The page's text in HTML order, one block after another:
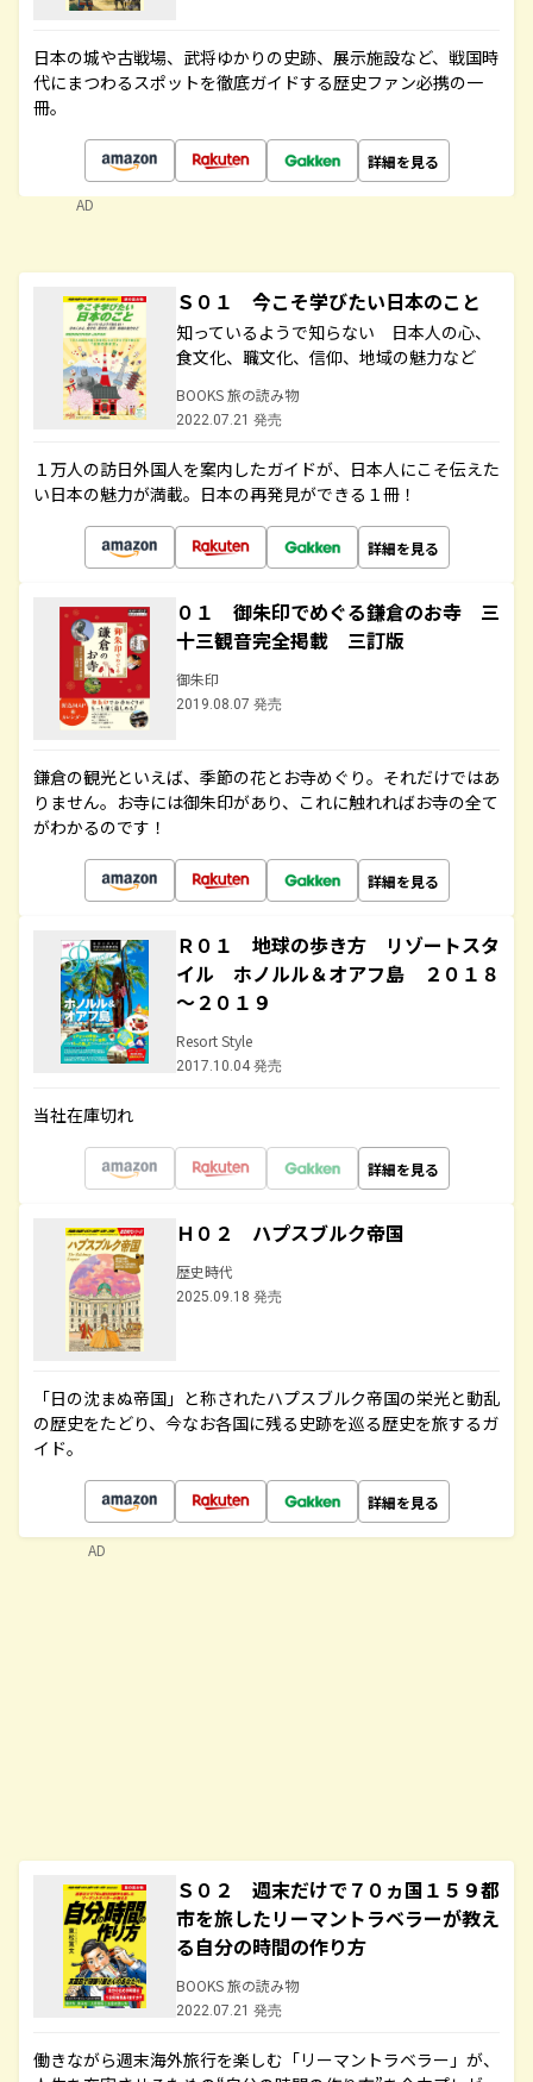
日本の城や古戦場、武将ゆかりの史跡、展示施設など、戦国時
代にまつわるスポットを徹底ガイドする歴史ファン必携の一
冊。
詳細を見る
AD
Ｓ０１ 今こそ学びたい日本のこと
知っているようで知らない 日本人の心、
食文化、職文化、信仰、地域の魅力など
BOOKS 旅の読み物
2022.07.21 発売
１万人の訪日外国人を案内したガイドが、日本人にこそ伝えた
い日本の魅力が満載。日本の再発見ができる１冊！
詳細を見る
０１ 御朱印でめぐる鎌倉のお寺 三
十三観音完全掲載 三訂版
御朱印
2019.08.07 発売
鎌倉の観光といえば、季節の花とお寺めぐり。それだけではあ
りません。お寺には御朱印があり、これに触れればお寺の全て
がわかるのです！
詳細を見る
Ｒ０１ 地球の歩き方 リゾートスタ
イル ホノルル＆オアフ島 ２０１８
～２０１９
Resort Style
2017.10.04 発売
当社在庫切れ
詳細を見る
Ｈ０２ ハプスブルク帝国
歴史時代
2025.09.18 発売
「日の沈まぬ帝国」と称されたハプスブルク帝国の栄光と動乱
の歴史をたどり、今なお各国に残る史跡を巡る歴史を旅するガ
イド。
詳細を見る
Ｓ０２ 週末だけで７０ヵ国１５９都
市を旅したリーマントラベラーが教え
る自分の時間の作り方
BOOKS 旅の読み物
2022.07.21 発売
働きながら週末海外旅行を楽しむ「リーマントラベラー」が、
AD